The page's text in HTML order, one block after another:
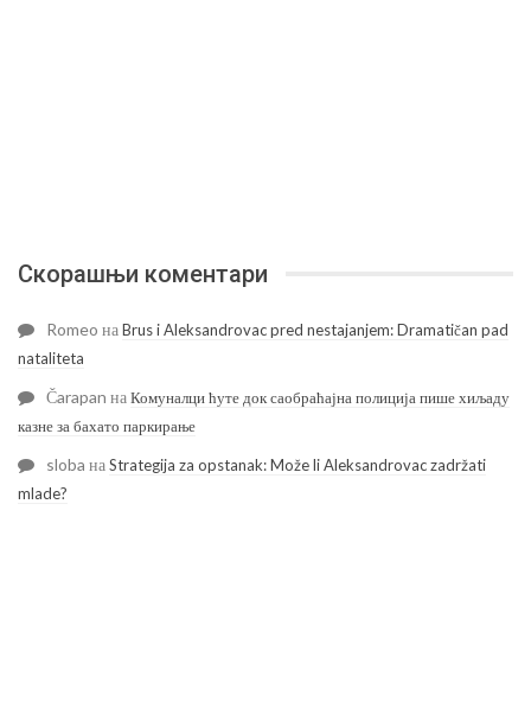
Скорашњи коментари
Romeo наBrus i Aleksandrovac pred nestajanjem: Dramatičan pad
nataliteta
Čarapan наКомуналци ћуте док саобраћајна полиција пише хиљаду
казне за бахато паркирање
sloba наStrategija za opstanak: Može li Aleksandrovac zadržati
mlade?